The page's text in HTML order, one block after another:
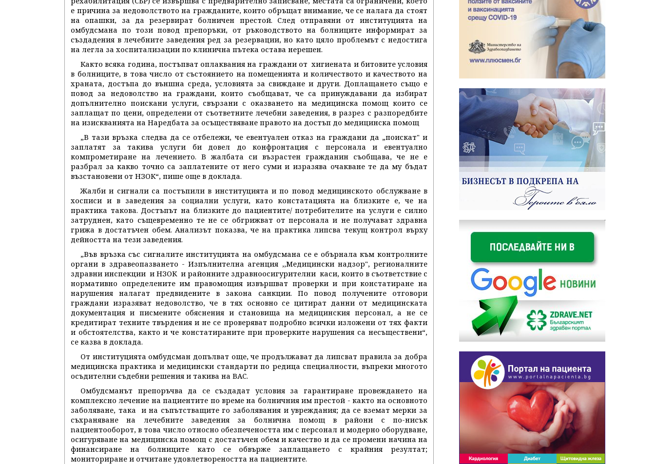
е причина за недоволството на гражданите, които обръщат внимание, че се налага да стоят
на опашки, за да резервират болничен престой. След отправяни от институцията на
омбудсмана по този повод препоръки, от ръководството на болниците информират за
създадения в лечебните заведения ред за резервации, но като цяло проблемът с недостига
на легла за хоспитализации по клинична пътека остава нерешен.
Както всяка година, постъпват оплаквания на граждани от хигиената и битовите условия
в болниците, в това число от състоянието на помещенията и количеството и качеството на
храната, достъпа до външна среда, условията за свиждане и други. Доплащането също е
повод за недоволство на граждани, които съобщават, че са принуждавани да избират
допълнително поискани услуги, свързани с оказването на медицинска помощ които се
заплащат по цени, определени от съответните лечебни заведения, в разрез с разпоредбите
на изискванията на Наредбата за осъществяване правото на достъп до медицинска помощ
„В тази връзка следва да се отбележи, че евентуален отказ на граждани да „поискат" и
заплатят за такива услуги би довел до конфронтация с персонала и евентуално
компрометиране на лечението. В жалбата си възрастен гражданин съобщава, че не е
разбрал за какво точно са заплатените от него суми и изразява очакване те да му бъдат
възстановени от НЗОК“, пише още в доклада.
Жалби и сигнали са постъпили в институцията и по повод медицинското обслужване в
хосписи и в заведения за социални услуги, като констатацията на близките е, че на
практика такова. Достъпът на близките до пациентите/ потребителите на услуги е силно
затруднен, като същевременно те не се обгрижват от персонала и не получават здравна
грижа в достатъчен обем. Анализът показва, че на практика липсва текущ контрол върху
дейността на тези заведения.
„Във връзка със сигналите институцията на омбудсмана се е обърнала към контролните
органи в здравеопазването - Изпълнителна агенция ,,Медицински надзор", регионалните
здравни инспекции и НЗОК и районните здравноосигурителни каси, които в съответствие с
нормативно определените им правомощия извършват проверки и при констатиране на
нарушения налагат предвидените в закона санкции. По повод получените отговори
граждани изразяват недоволство, че в тях основно се цитират данни от медицинската
документация и писмените обяснения и становища на медицинския персонал, а не се
кредитират техните твърдения и не се проверяват подробно всички изложени от тях факти
и обстоятелства, както и че констатираните при проверките нарушения са несъществени“,
се казва в доклада.
От институцията омбудсман допълват още, че продължават да липсват правила за добра
медицинска практика и медицински стандарти по редица специалности, въпреки многото
осъдителни съдебни решения и такива на ВАС.
Омбудсманът препоръчва да се създадат условия за гарантиране провеждането на
комплексно лечение на пациентите по време на болничния им престой - както на основното
заболяване, така и на съпътстващите го заболявания и увреждания; да се вземат мерки за
съхраняване на лечебните заведения за болнична помощ в райони с по-нисък
nациентооборот, в това число относно обезпечеността им с персонал и модерно оборудване,
осигуряване на медицинска помощ с достатъчен обем и качество и да се промени начина на
финансиране на болниците като се обвърже заплащането с крайния резултат;
мониториране и отчитане удовлетвореността на пациентите.